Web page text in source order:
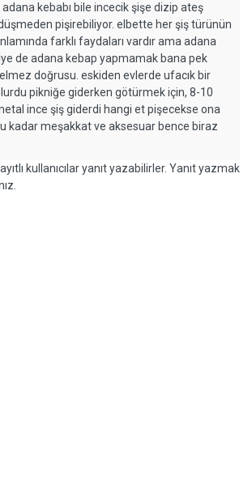
kebabı bile incecik şişe dizip ateş
pişirebiliyor. elbette her şiş türünün
farklı faydaları vardır ama adana
de adana kebap yapmamak bana pek
doğrusu. eskiden evlerde ufacık bir
pikniğe giderken götürmek için, 8-10
ince şiş giderdi hangi et pişecekse ona
kadar meşakkat ve aksesuar bence biraz
kullanıcılar yanıt yazabilirler. Yanıt yazmak